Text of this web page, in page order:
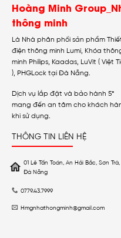
Hoàng Minh
thông minh
Là Nhà phân phối sản phẩm
điện thông minh Lumi, Khóa
minh Philips, Kaadas, LuVit ( Việt
), PHGLock tại Đà Nẵng.
Dịch vụ lắp đặt và bảo hành 5*
mang đến an tâm cho khách
khi sử dụng.
THÔNG TIN LIÊN HỆ
01 Lê Tấn Toán, An Hải Bắc, Sơn Trà,
Đà Nẵng
0779.43.7999
Hmgnhathongminh@gmail.com